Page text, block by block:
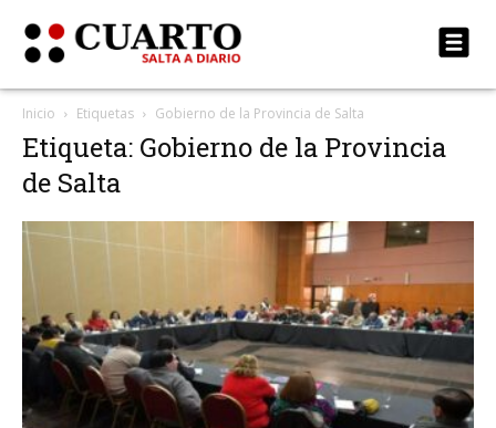
Inicio Etiquetas Gobierno de la Provincia de Salta
Etiqueta: Gobierno de la Provincia
de Salta